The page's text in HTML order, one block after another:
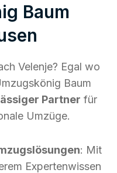
Baum
Velenje? Egal wo
Baum
Partner für
Umzüge.
: Mit
Expertenwissen